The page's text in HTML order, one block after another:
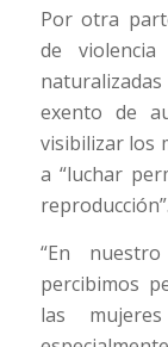
Por otra
de
exento de
visibilizar los
a “luchar
reproducción”.
“En
percibimos
las